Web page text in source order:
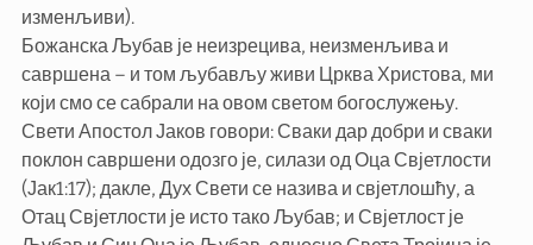
изменљиви).
Божанска Љубав је неизрецива, неизменљива и
савршена – и том љубављу живи Црква Христова, ми
који смо се сабрали на овом светом богослужењу.
Свети Апостол Јаков говори: Сваки дар добри и сваки
поклон савршени одозго је, силази од Оца Свјетлости
(Јак1:17); дакле, Дух Свети се назива и свјетлошћу, а
Отац Свјетлости је исто тако Љубав; и Свјетлост је